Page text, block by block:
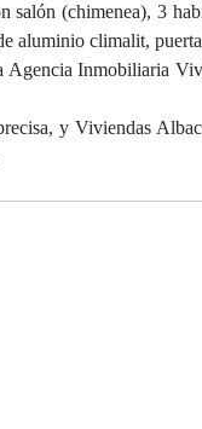
(chimenea), 3
aluminio climalit,
Inmobiliaria
y Viviendas